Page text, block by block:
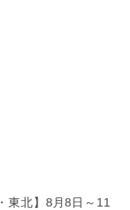
東北】8月8日～11